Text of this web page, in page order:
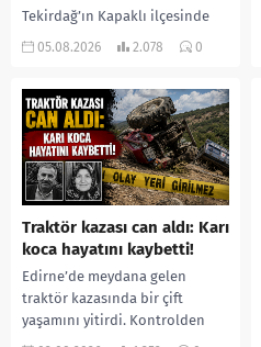
Tekirdağ’ın Kapaklı ilçesinde
bir kişiyi, arkadaşının eşiyle
kadın kıyafetleri giydirdiği,
özür videosu çektirip...
05.08.2026 2.078 0
Traktör kazası can aldı: Karı
koca hayatını kaybetti!
Edirne’de meydana gelen
traktör kazasında bir çift
yaşamını yitirdi. Kontrolden
çıkarak devrilen traktörün